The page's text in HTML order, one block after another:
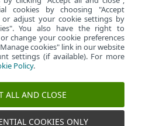
cookies by choosing "Accept
or adjust your cookie settings by
You also have the right to
change your cookie preferences
cookies" link in our website
settings (if available). For more
Policy.
ALL AND CLOSE
COOKIES ONLY